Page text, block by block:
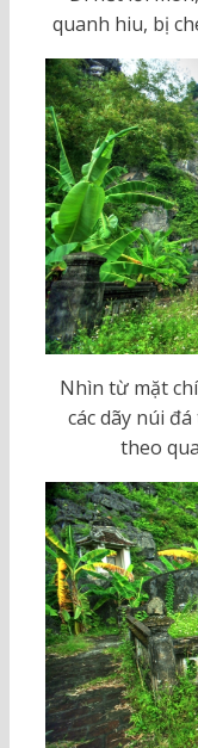
quanh hiu, bị
Nhìn từ mặt
các dãy núi
theo